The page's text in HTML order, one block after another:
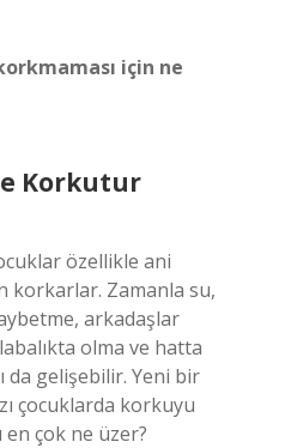
için ne
Korkutur
özellikle ani
korkarlar. Zamanla su,
arkadaşlar
olma ve hatta
gelişebilir. Yeni bir
çocuklarda korkuyu
çok ne üzer?